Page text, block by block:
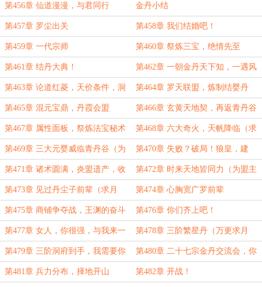
宗霸道，唯有结丹！
第456章 仙道漫漫，与君同行 金丹小结
第457章 罗尘出关 第458章 我们结婚吧！
第459章 一代宗师 第460章 祭炼三宝，绝情先至
第461章 结丹大典！ 第462章 一朝金丹天下知，一遇风
云便化龙
第463章 论道红菱，天价条件，洞
房花烛，灵丹作聘
第464章 罗天联盟，炼制结婴丹
第465章 混元宝鼎，丹霞会盟 第466章 玄黄天地契，再返青丹谷
（求月票）
第467章 属性面板，祭炼法宝秘术 第468章 六大奇火，天帆降临（求
月票！）
第469章 三大元婴威临青丹谷（为
就剩一块六盟主加更！）
第470章 失败？破局！狼皇，建
城！（求月票）
第471章 诸术圆满，炎盟遗产，收
获多多，再得杀招！（求月票）
第472章 时来天地皆同力（为盟主
就剩一块六加更！）
第473章 见过丹尘子前辈（求月
票）
第474章 心胸宽广罗前辈
第475章 商铺争夺战，王渊的奋斗 第476章 你们齐上吧！
第477章 女人，你很强，与我来一
场酣畅淋漓的大战吧！（求月票！）
第478章 三阶繁星丹（万更求月
票！）
第479章 三阶洞府到手，我需要你
们的态度！
第480章 二十七宗金丹交流会，你
就是丹尘子？（万更求月票）
第481章 兵力分布，择地开山 第482章 开战！